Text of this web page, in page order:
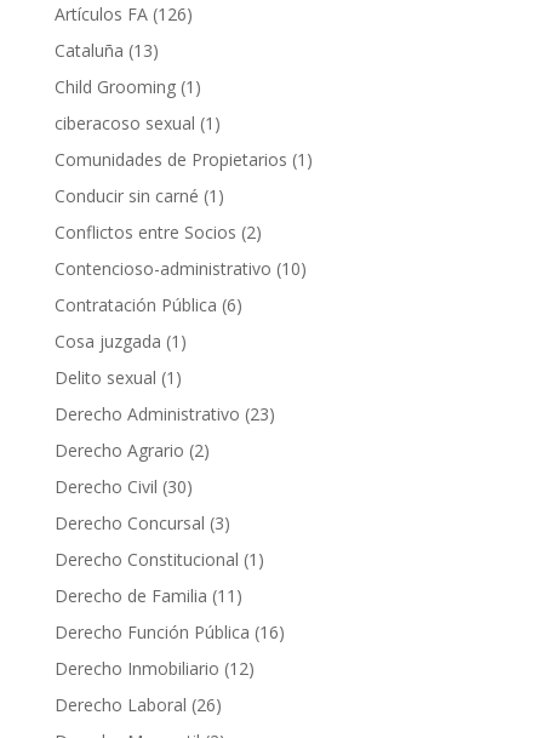
Artículos FA(126)
Cataluña (13)
Child Grooming(1)
ciberacoso sexual (1)
Comunidades de Propietarios (1)
Conducir sin carné (1)
Conflictos entre Socios (2)
Contencioso-administrativo (10)
Contratación Pública (6)
Cosa juzgada (1)
Delito sexual (1)
Derecho Administrativo (23)
Derecho Agrario (2)
Derecho Civil (30)
Derecho Concursal (3)
Derecho Constitucional (1)
Derecho de Familia (11)
Derecho Función Pública (16)
Derecho Inmobiliario (12)
Derecho Laboral (26)